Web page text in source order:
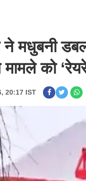
ने मधुबनी
को
20:17 IST